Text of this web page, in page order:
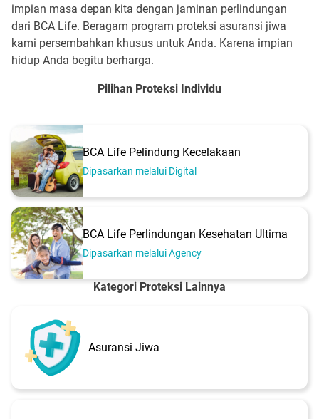
impian masa depan kita dengan jaminan perlindungan
dari BCA Life. Beragam program proteksi asuransi jiwa
kami persembahkan khusus untuk Anda. Karena impian
hidup Anda begitu berharga.
Pilihan Proteksi Individu
BCA Life Pelindung Kecelakaan
Dipasarkan melalui Digital
BCA Life Perlindungan Kesehatan Ultima
Dipasarkan melalui Agency
Kategori Proteksi Lainnya
Asuransi Jiwa